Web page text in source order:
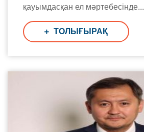
қауымдасқан ел мәртебесінде...
ТОЛЫҒЫРАҚ